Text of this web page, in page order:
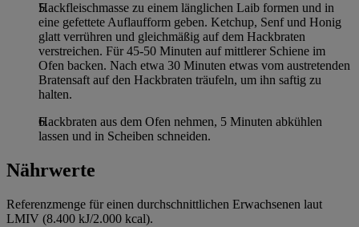
Hackfleischmasse zu einem länglichen Laib formen und in
eine gefettete Auflaufform geben. Ketchup, Senf und Honig
glatt verrühren und gleichmäßig auf dem Hackbraten
verstreichen. Für 45-50 Minuten auf mittlerer Schiene im
Ofen backen. Nach etwa 30 Minuten etwas vom austretenden
Bratensaft auf den Hackbraten träufeln, um ihn saftig zu
halten.
Hackbraten aus dem Ofen nehmen, 5 Minuten abkühlen
lassen und in Scheiben schneiden.
Nährwerte
Referenzmenge für einen durchschnittlichen Erwachsenen laut
LMIV (8.400 kJ/2.000 kcal).
imImpressum